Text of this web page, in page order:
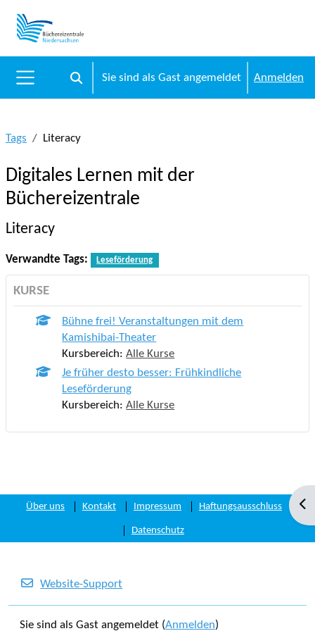
Website-Übersicht
Sucheingabe umschalten
Sie sind als Gast angemeldet Anmelden
Tags Literacy
Digitales Lernen mit der
Büchereizentrale
Literacy
Verwandte Tags: Leseförderung
KURSE
Bühne frei! Veranstaltungen mit dem
Kamishibai-Theater
Kursbereich:Alle Kurse
Je früher desto besser: Frühkindliche
Leseförderung
Kursbereich:Alle Kurse
Über uns Kontakt Impressum Haftungsausschluss
Datenschutz
Website-Support
Sie sind als Gast angemeldet (Anmelden)